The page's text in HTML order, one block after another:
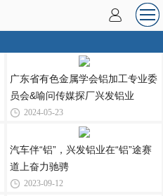
广东省有色金属学会铝加工专业委
员会&喻问传媒探厂兴发铝业
2024-05-23
汽车伴“铝”，兴发铝业在“铝”途赛
道上奋力驰骋
2023-09-12